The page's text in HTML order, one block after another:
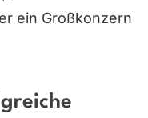
ein Großkonzern